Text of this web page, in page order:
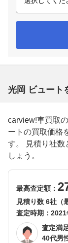
光岡 ビュート
carview!車買取
ートの買取価格
す。 見積り社数
しょう。
最高査定額：
見積り数 6社（
査定時期： 2021
査定満
40代男